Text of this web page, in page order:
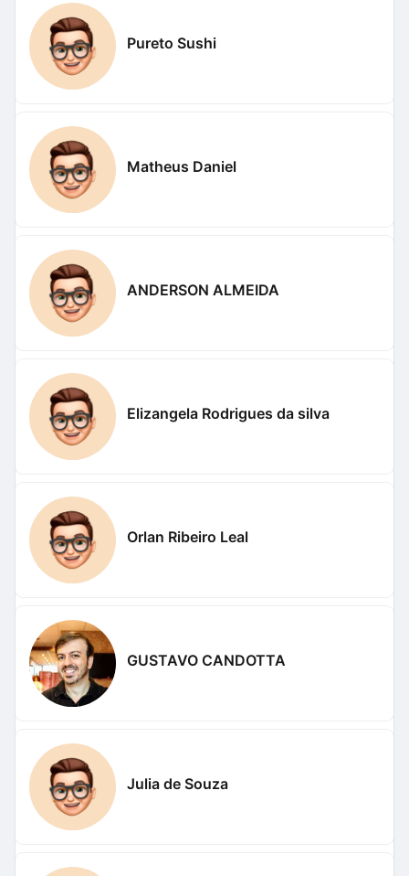
Pureto Sushi
Matheus Daniel
ANDERSON ALMEIDA
Elizangela Rodrigues da silva
Orlan Ribeiro Leal
GUSTAVO CANDOTTA
Julia de Souza